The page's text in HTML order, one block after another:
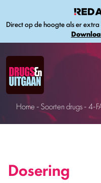
Direct op de hoogte als er
Home-Soorten drugs-4-
Dosering